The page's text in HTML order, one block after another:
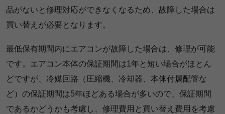
品がないと修理対応ができなくなるため、故障した場合は
買い替えが必要となります。
最低保有期間内にエアコンが故障した場合は、修理が可能
です。エアコン本体の保証期間は1年と短い場合がほとん
どですが、冷媒回路（圧縮機、冷却器、本体付属配管な
ど）の保証期間は5年ほどある場合が多いので、保証期間
であるかどうかも考慮し、修理費用と買い替え費用を考慮